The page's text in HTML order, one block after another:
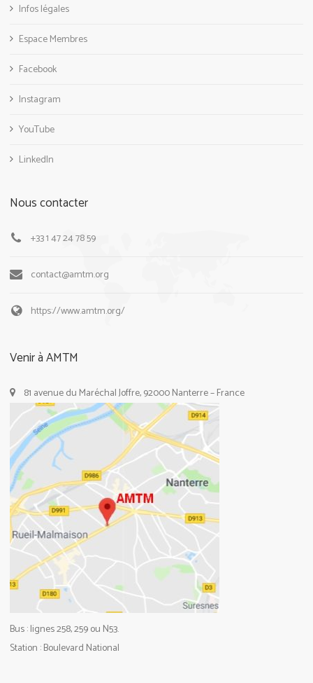
Infos légales
Espace Membres
Facebook
Instagram
YouTube
LinkedIn
Nous contacter
+33 1 47 24 78 59
contact@amtm.org
https://www.amtm.org/
Venir à AMTM
81 avenue du Maréchal Joffre, 92000 Nanterre – France
Bus : lignes 258, 259 ou N53.
Station : Boulevard National